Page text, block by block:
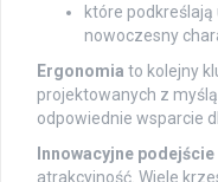
które
nowoczesny
Ergonomia to kolejny
projektowanych z
odpowiednie wsparcie
Innowacyjne
atrakcyjność. Wiele